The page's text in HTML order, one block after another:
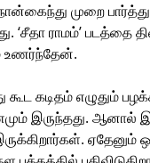
முறை
‘சீதா ராமம்’ படத்தை
உணர்ந்தேன்.
கூட கடிதம் எழுதும்
இருந்தது. ஆனால்
ஏதேனும்